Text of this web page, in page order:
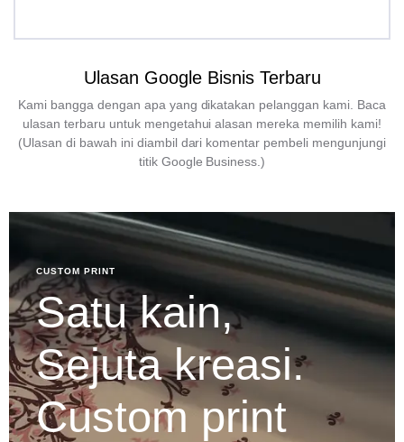
Ulasan Google Bisnis Terbaru
Kami bangga dengan apa yang dikatakan pelanggan kami. Baca
ulasan terbaru untuk mengetahui alasan mereka memilih kami!
(Ulasan di bawah ini diambil dari komentar pembeli mengunjungi
titik Google Business.)
CUSTOM PRINT
Satu kain,
Sejuta kreasi.
Custom print